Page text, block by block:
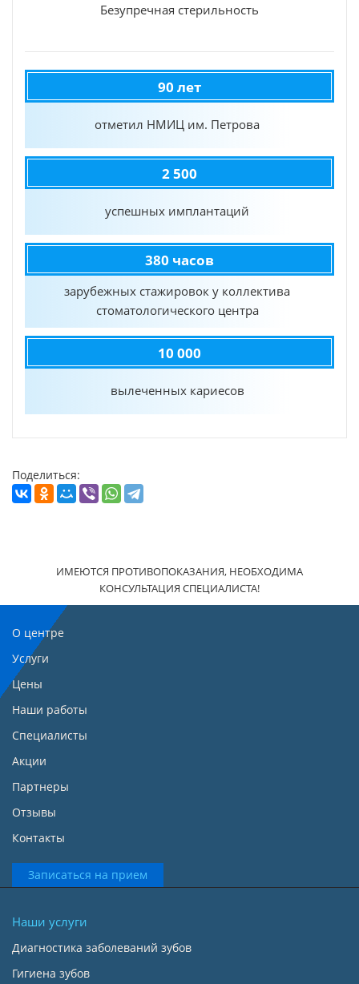
Безупречная стерильность
90 лет
отметил НМИЦ им. Петрова
2 500
успешных имплантаций
380 часов
зарубежных стажировок у коллектива
стоматологического центра
10 000
вылеченных кариесов
Поделиться:
ИМЕЮТСЯ ПРОТИВОПОКАЗАНИЯ, НЕОБХОДИМА
КОНСУЛЬТАЦИЯ СПЕЦИАЛИСТА!
О центре
Услуги
Цены
Наши работы
Специалисты
Акции
Партнеры
Отзывы
Контакты
Записаться на прием
Наши услуги
Диагностика заболеваний зубов
Гигиена зубов